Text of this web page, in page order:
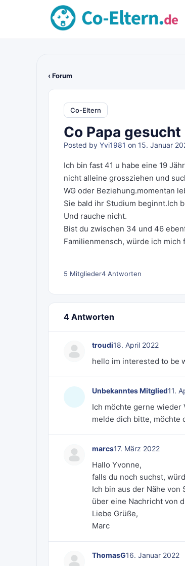
‹ Forum
Co-Eltern
Co Papa
Posted by Yvi1981 on 15. Januar
Ich bin fast 41 u habe eine 19
nicht alleine grossziehen und
WG oder Beziehung.momentan
Sie bald ihr Studium beginnt.Ich
Und rauche nicht.
Bist du zwischen 34 und 46
Familienmensch, würde ich mich
5 Mitglieder4 Antworten
4 Antworten
troudi18. April 2022
hello im interested to be
Unbekanntes Mitglied11.
Ich möchte gerne wieder
melde dich bitte, möchte
marcs17. März 2022
Hallo Yvonne,
falls du noch suchst,
Ich bin aus der Nähe von
über eine Nachricht von
Liebe Grüße,
Marc
ThomasG16. Januar 2022